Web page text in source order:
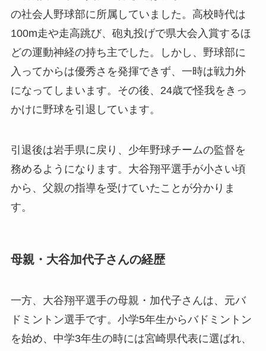
の社会人野球部に所属していました。高校時代は
100m走や走高跳び、砲丸投げで県大会入賞するほ
どの運動神経の持ち主でした。しかし、野球部に
入ってからは優秀さを発揮できず、一時は戦力外
になってしまいます。その後、24歳で怪我をきっ
かけに野球を引退しています。
引退後は岩手県に戻り、少年野球チームの監督を
務めるようになります。大谷翔平選手が小さい頃
から、父親の指導を受けていたことが分かりま
す。
母親・大谷加代子さんの経歴
一方、大谷翔平選手の母親・加代子さんは、元バ
ドミントン選手です。小学5年生からバドミントン
を始め、中学3年生の時には宮崎県代表に選ばれ、